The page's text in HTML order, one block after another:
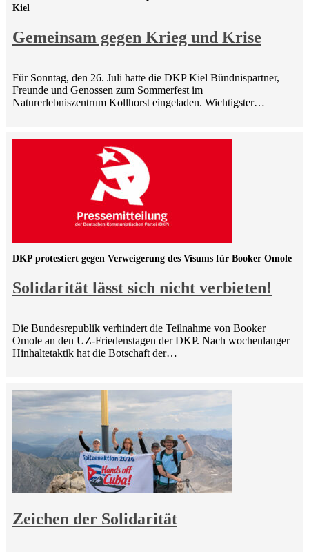
Gemeinsam gegen Krieg und Krise
Kiel
Für Sonntag, den 26. Juli hatte die DKP Kiel Bündnispartner,
Freunde und Genossen zum Sommerfest im
Naturerlebniszentrum Kollhorst eingeladen. Wichtigster…
Solidarität lässt sich nicht verbieten!
DKP protestiert gegen Verweigerung des Visums für Booker Omole
Die Bundesrepublik verhindert die Teilnahme von Booker
Omole an den UZ-Friedenstagen der DKP. Nach wochenlanger
Hinhaltetaktik hat die Botschaft der…
Zeichen der Solidarität